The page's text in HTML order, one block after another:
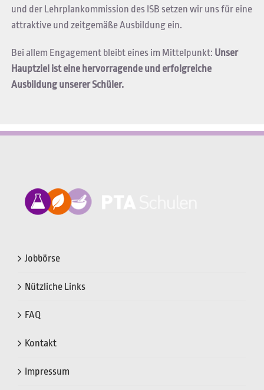
und der Lehrplankommission des ISB setzen wir uns für eine
attraktive und zeitgemäße Ausbildung ein.
Bei allem Engagement bleibt eines im Mittelpunkt: Unser
Hauptziel ist eine hervorragende und erfolgreiche
Ausbildung unserer Schüler.
Jobbörse
Nützliche Links
FAQ
Kontakt
Impressum